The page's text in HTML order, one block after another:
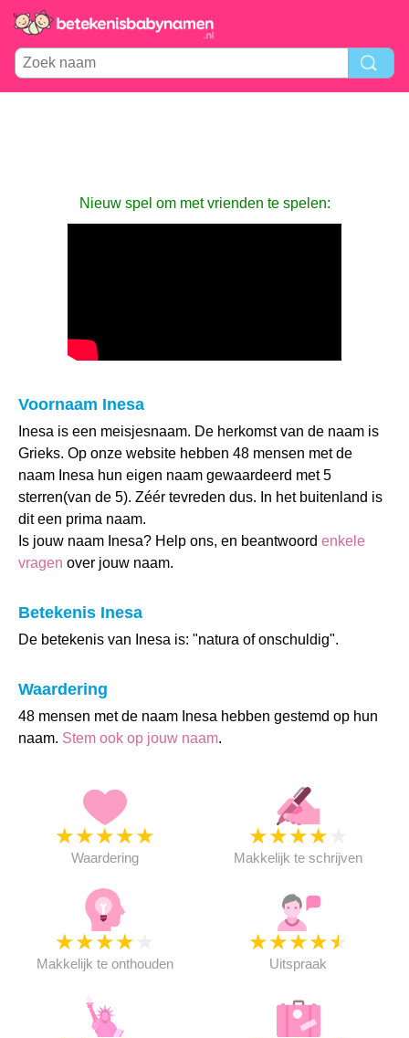
Nieuw spel om met vrienden te spelen:
Voornaam Inesa
Inesa is een meisjesnaam. De herkomst van de naam is
Grieks. Op onze website hebben 48 mensen met de
naam Inesa hun eigen naam gewaardeerd met 5
sterren(van de 5). Zéér tevreden dus. In het buitenland is
dit een prima naam.
Is jouw naam Inesa? Help ons, en beantwoord enkele
vragen over jouw naam.
Betekenis Inesa
De betekenis van Inesa is: "natura of onschuldig".
Waardering
48 mensen met de naam Inesa hebben gestemd op hun
naam. Stem ook op jouw naam.
★★★★★
Waardering
★★★★
Makkelijk te schrijven
★★★★
Makkelijk te onthouden
★★★★★
Uitspraak